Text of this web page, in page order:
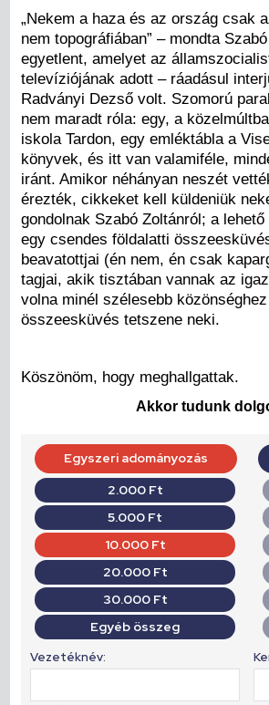
„Nekem a haza és az ország csak
nem topográfiában” – mondta
egyetlent, amelyet az
televíziójának adott – ráadásul
Radványi Dezső volt. Szomorú
nem maradt róla: egy, a
iskola Tardon, egy emléktábla a
könyvek, és itt van valamiféle,
iránt. Amikor néhányan neszét
érezték, cikkeket kell küldeniük
gondolnak Szabó Zoltánról; a
egy csendes földalatti
beavatottjai (én nem, én csak
tagjai, akik tisztában vannak az
volna minél szélesebb
összeesküvés tetszene neki.
Köszönöm, hogy meghallgattak.
Akkor tudunk